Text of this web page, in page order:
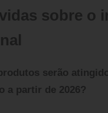
sobre o
serão
a partir de 2026?